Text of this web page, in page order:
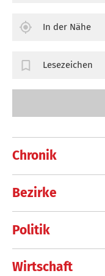
Chronik
Bezirke
Politik
Wirtschaft
In der Nähe
Lesezeichen